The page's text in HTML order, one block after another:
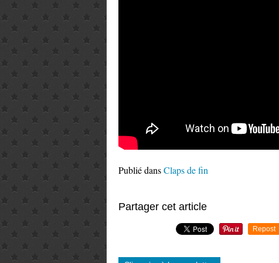
Publié dansClaps de fin
Partager cet article
Repost